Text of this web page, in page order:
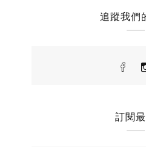
追蹤我們
訂閱